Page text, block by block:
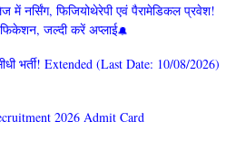
में नर्सिंग, फिजियोथेरेपी एवं पैरामेडिकल प्रवेश!
जल्दी करें अप्लाई
भर्ती! Extended (Last Date: 10/08/2026)
2026 Admit Card